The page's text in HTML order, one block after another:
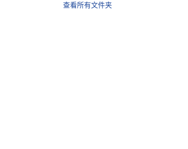
查看所有文件夹